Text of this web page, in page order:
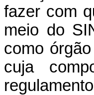
fazer com
meio do
como
cuja